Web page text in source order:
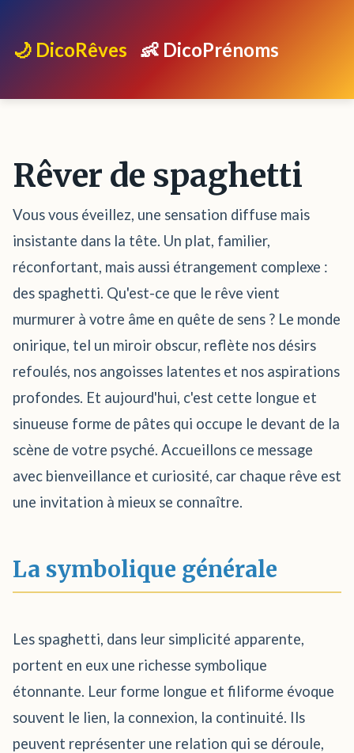
🌙 DicoRêves 👶 DicoPrénoms
Rêver de spaghetti
Vous vous éveillez, une sensation diffuse mais
insistante dans la tête. Un plat, familier,
réconfortant, mais aussi étrangement complexe :
des spaghetti. Qu'est-ce que le rêve vient
murmurer à votre âme en quête de sens ? Le monde
onirique, tel un miroir obscur, reflète nos désirs
refoulés, nos angoisses latentes et nos aspirations
profondes. Et aujourd'hui, c'est cette longue et
sinueuse forme de pâtes qui occupe le devant de la
scène de votre psyché. Accueillons ce message
avec bienveillance et curiosité, car chaque rêve est
une invitation à mieux se connaître.
La symbolique générale
Les spaghetti, dans leur simplicité apparente,
portent en eux une richesse symbolique
étonnante. Leur forme longue et filiforme évoque
souvent le lien, la connexion, la continuité. Ils
peuvent représenter une relation qui se déroule,